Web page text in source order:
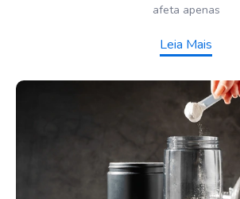
afeta apenas
Leia Mais